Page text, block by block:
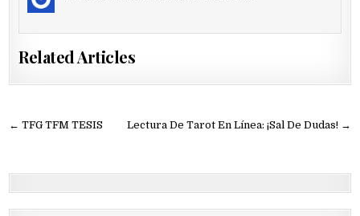
Related Articles
Navegación
entradas
← TFG TFM TESIS Lectura De Tarot En Línea: ¡Sal De Dudas! →